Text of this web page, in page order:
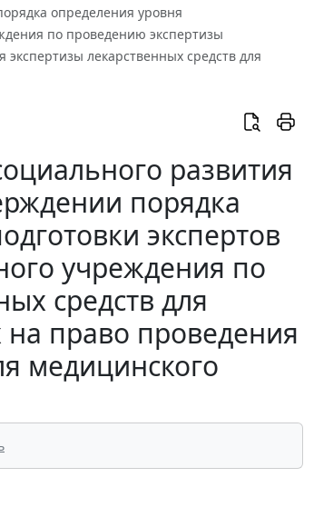
определения уровня
по проведению экспертизы
лекарственных средств для
развития
порядка
экспертов
учреждения по
средств для
право проведения
медицинского